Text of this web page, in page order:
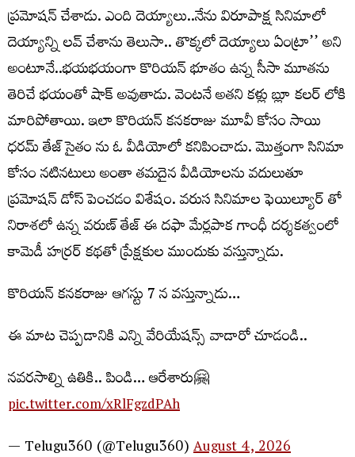
ప్రమోషన్ చేశాడు. ఎంది దెయ్యాలు..నేను విరూపాక్ష సినిమాలో
దెయ్యాన్ని లవ్ చేశాను తెలుసా.. తొక్కలో దెయ్యాలు ఏంట్రా’’ అని
అంటూనే..భయభయంగా కొరియన్ భూతం ఉన్న సీసా మూతను
తెరిచే భయంతో షాక్ అవుతాడు. వెంటనే అతని కళ్లు బ్లూ కలర్ లోకి
మారిపోతాయి. ఇలా కొరియన్ కనకరాజు మూవీ కోసం సాయి
ధరమ్ తేజ్ సైతం ను ఓ వీడియోలో కనిపించాడు. మొత్తంగా సినిమా
కోసం నటినటులు అంతా తమదైన వీడియోలను వదులుతూ
ప్రమోషన్ డోస్ పెంచడం విశేషం. వరుస సినిమాల ఫెయిల్యూర్ తో
నిరాశలో ఉన్న వరుణ్ తేజ్ ఈ దఫా మేర్లపాక గాంధీ దర్శకత్వంలో
కామెడీ హర్రర్ కథతో ప్రేక్షకుల ముందుకు వస్తున్నాడు.
కొరియన్ కనకరాజు ఆగస్టు 7 న వస్తున్నాడు…
ఈ మాట చెప్పడానికి ఎన్ని వేరియేషన్స్ వాడారో చూడండి..
నవరసాల్ని ఉతికి.. పిండి… ఆరేశారు🤗
pic.twitter.com/xRlFgzdPAh
— Telugu360 (@Telugu360)August 4, 2026